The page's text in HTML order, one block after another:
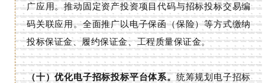
广应用。推动固定资产投资项目代码与招标投标交易编
码关联应用。全面推广以电子保函（保险）等方式缴纳
投标保证金、履约保证金、工程质量保证金。
（十）优化电子招标投标平台体系。统筹规划电子招标